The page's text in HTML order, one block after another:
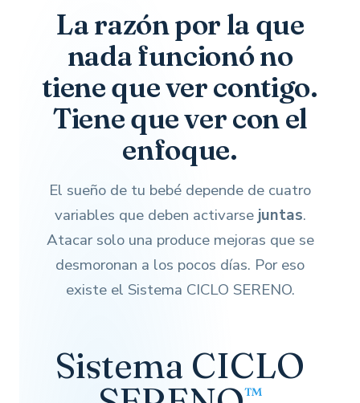
La razón por la que
nada funcionó no
tiene que ver contigo.
Tiene que ver con el
enfoque.
El sueño de tu bebé depende de cuatro
variables que deben activarse juntas.
Atacar solo una produce mejoras que se
desmoronan a los pocos días. Por eso
existe el Sistema CICLO SERENO.
Sistema CICLO
™